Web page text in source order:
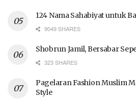
124 Nama Sahabiyat untuk
9049 SHARES
Shobrun Jamil, Bersabar
323 SHARES
Pagelaran Fashion Muslim
Style